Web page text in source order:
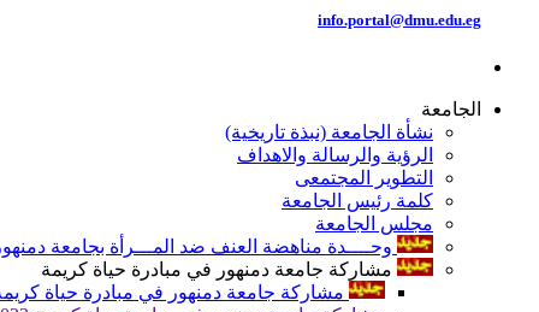
info.portal@dmu.edu.eg
الجامعة
نشأة الجامعة (نبذة تاريخية)
الرؤية والرسالة والاهداف
التطوير المجتمعى
كلمة رئيس الجامعة
مجلس الجامعة
وحــــدة مناهضة العنف ضد المـــرأة بجامعة
مشاركة جامعة دمنهور في مبادرة حياة كريمة
مشاركة جامعة دمنهور في مبادرة حياة كريمة